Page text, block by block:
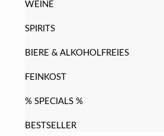
WEINE
SPIRITS
BIERE & ALKOHOLFREIES
FEINKOST
% SPECIALS %
BESTSELLER